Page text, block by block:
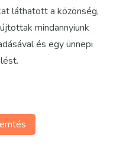
láthatott a közönség,
mindannyiunk
és egy ünnepi